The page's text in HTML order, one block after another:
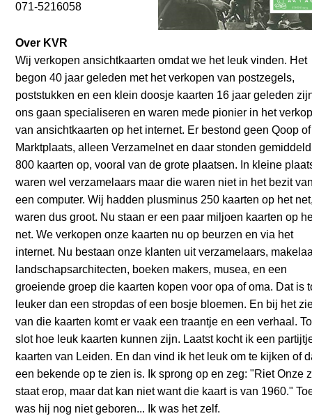
071-5216058
Over KVR
Wij verkopen ansichtkaarten omdat we het leuk vinden. Het
begon 40 jaar geleden met het verkopen van postzegels,
poststukken en een klein doosje kaarten 16 jaar geleden
ons gaan specialiseren en waren mede pionier in het
van ansichtkaarten op het internet. Er bestond geen Qoop of
Marktplaats, alleen Verzamelnet en daar stonden gemiddeld
800 kaarten op, vooral van de grote plaatsen. In kleine
waren wel verzamelaars maar die waren niet in het bezit
een computer. Wij hadden plusminus 250 kaarten op het
waren dus groot. Nu staan er een paar miljoen kaarten op
net. We verkopen onze kaarten nu op beurzen en via het
internet. Nu bestaan onze klanten uit verzamelaars,
landschapsarchitecten, boeken makers, musea, en een
groeiende groep die kaarten kopen voor opa of oma. Dat is
leuker dan een stropdas of een bosje bloemen. En bij het
van die kaarten komt er vaak een traantje en een verhaal.
slot hoe leuk kaarten kunnen zijn. Laatst kocht ik een
kaarten van Leiden. En dan vind ik het leuk om te kijken of
een bekende op te zien is. Ik sprong op en zeg: "Riet Onze
staat erop, maar dat kan niet want die kaart is van 1960."
was hij nog niet geboren... Ik was het zelf.